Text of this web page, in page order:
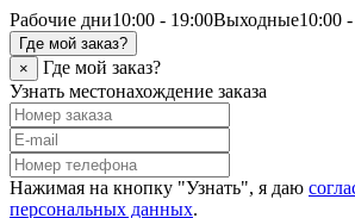
Рабочие дни10:00 - 19:00Выходные10:00
Где мой заказ?
×
Где мой заказ?
Узнать местонахождение заказа
Нажимая на кнопку "Узнать", я даю
персональных данных.